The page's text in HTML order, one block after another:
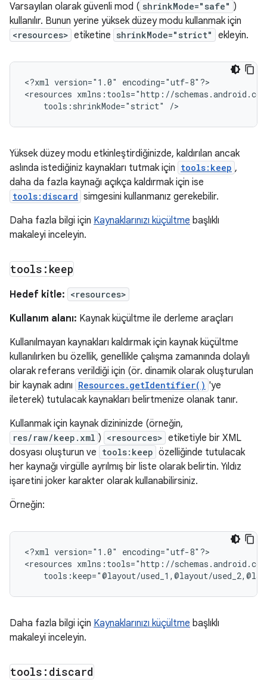
Varsayılan olarak güvenli mod ( shrinkMode="safe" )
kullanılır. Bunun yerine yüksek düzey modu kullanmak için
<resources> etiketine shrinkMode="strict" ekleyin.
<?xml version="1.0"
encoding="utf-8"?>
<resources
tools:shrinkMode="strict"
Yüksek düzey modu etkinleştirdiğinizde, kaldırılan ancak
aslında istediğiniz kaynakları tutmak için tools:keep ,
daha da fazla kaynağı açıkça kaldırmak için ise
tools:discard simgesini kullanmanız gerekebilir.
Daha fazla bilgi için Kaynaklarınızı küçültme başlıklı
makaleyi inceleyin.
tools:keep
Hedef kitle: <resources>
Kullanım alanı: Kaynak küçültme ile derleme araçları
Kullanılmayan kaynakları kaldırmak için kaynak küçültme
kullanılırken bu özellik, genellikle çalışma zamanında dolaylı
olarak referans verildiği için (ör. dinamik olarak oluşturulan
bir kaynak adını Resources.getIdentifier() 'ye
ileterek) tutulacak kaynakları belirtmenize olanak tanır.
Kullanmak için kaynak dizininizde (örneğin,
res/raw/keep.xml ) <resources> etiketiyle bir XML
dosyası oluşturun ve tools:keep özelliğinde tutulacak
her kaynağı virgülle ayrılmış bir liste olarak belirtin. Yıldız
işaretini joker karakter olarak kullanabilirsiniz.
Örneğin:
<?xml version="1.0"
encoding="utf-8"?>
<resources
tools:keep="@layout/used_1,@layout/
Daha fazla bilgi için Kaynaklarınızı küçültme başlıklı
makaleyi inceleyin.
tools:discard